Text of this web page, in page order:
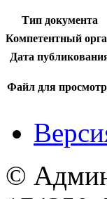
Тип документа
Компетентный
Дата
Файл для
©